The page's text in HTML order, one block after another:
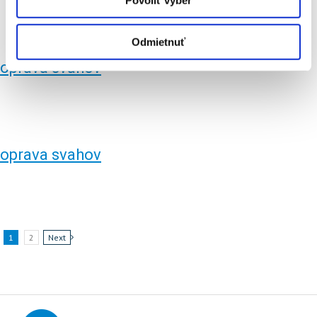
Odmietnuť
oprava svahov
oprava svahov
1 2 Next